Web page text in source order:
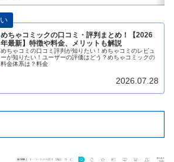
めちゃコミックの口コミ・評判まとめ！【2026
年最新】特徴や料金、メリットも解説
めちゃコミの口コミ評判が知りたい！めちゃコミのレビュ
ーが知りたい！ユーザーの評価はどう？めちゃコミックの
料金体系は？料金
2026.07.28